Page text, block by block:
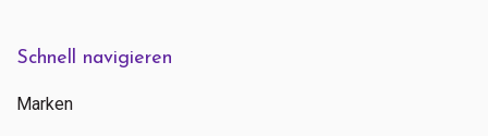
Schnell navigieren
Marken